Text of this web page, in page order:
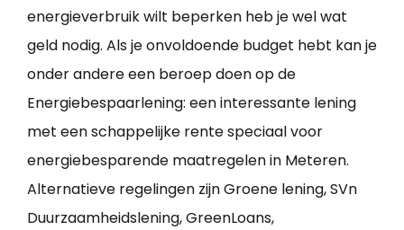
energieverbruik wilt beperken heb je wel wat
geld nodig. Als je onvoldoende budget hebt kan je
onder andere een beroep doen op de
Energiebespaarlening: een interessante lening
met een schappelijke rente speciaal voor
energiebesparende maatregelen in Meteren.
Alternatieve regelingen zijn Groene lening, SVn
Duurzaamheidslening, GreenLoans,